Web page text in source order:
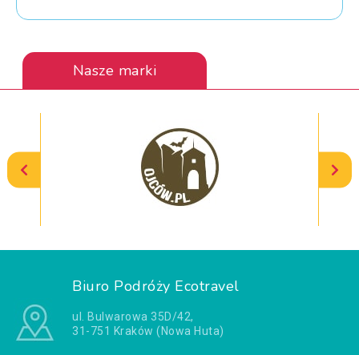
Nasze marki
Biuro Podróży Ecotravel
ul. Bulwarowa 35D/42,
31-751 Kraków (Nowa Huta)